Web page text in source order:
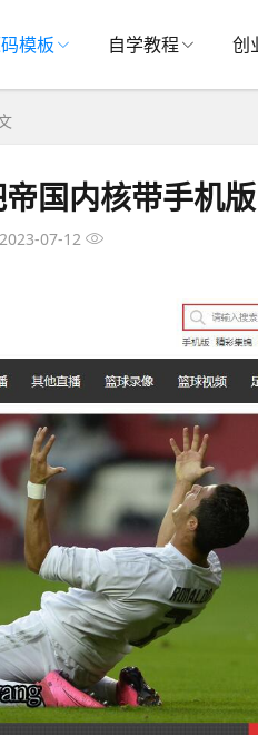
模板 自学教程 创
国内核带手机版
07-12